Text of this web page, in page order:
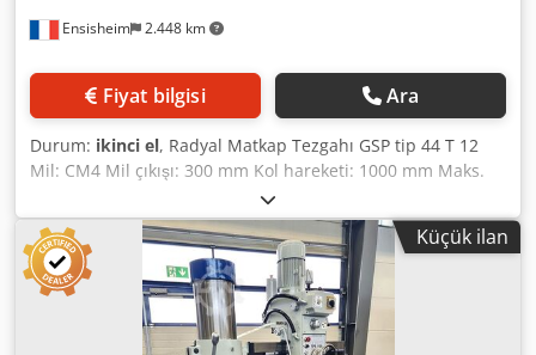
Ensisheim 2.448 km
Fiyat bilgisi Ara
Durum: ikinci el, Radyal Matkap Tezgahı GSP tip 44 T 12
Mil: CM4 Mil çıkışı: 300 mm Kol hareketi: 1000 mm Maks.
yükseklik döner tabla/mil burnu yukarı pozisyonda: 700
mm Maks. yükseklik tabla/mil burnu yukarı pozisyonda:
1300 mm Döner tabla +/- 90° Döner tabla ölçüleri: 1000 x
400 mm Dwodpfx Aszmx Ahjbaea Mil motoru: 3,7 kW
Yalancı tabla Uzunluk 1000 mm x Genişlik 800 mm
Otomatik iniş Mekanik kilitleme Yağlama pompası Mil
dönüşü sol/sağ Kolon etrafında 360° dönüş Voltaj: 380 V
Küçük ilan